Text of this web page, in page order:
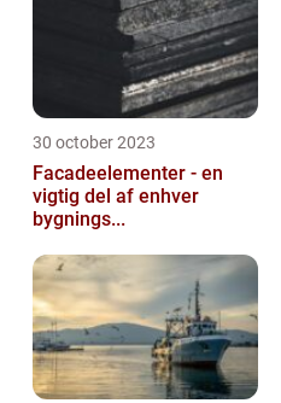
30 october 2023
Facadeelementer - en
vigtig del af enhver
bygnings...